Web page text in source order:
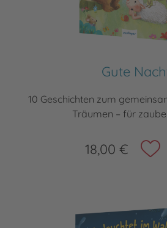
Gute
10 Geschichten zum
Träumen – für
18,00 €